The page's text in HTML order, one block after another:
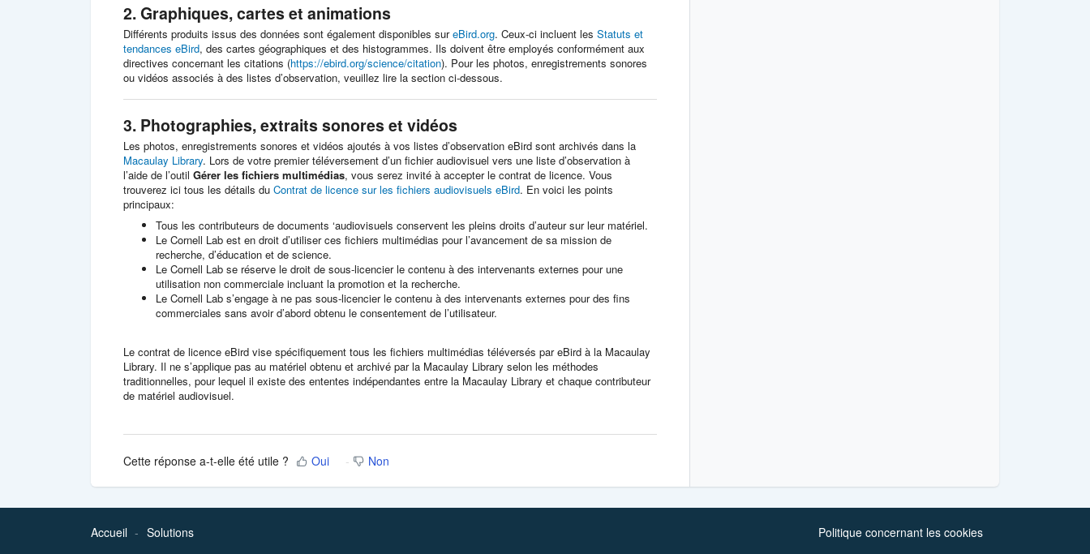
2. Graphiques, cartes et animations
Différents produits issus des données sont également disponibles sureBird.org. Ceux-ci incluent les Statuts et
tendances eBird, des cartes géographiques et des histogrammes. Ils doivent être employés conformément aux
directives concernant les citations (https://ebird.org/science/citation). Pour les photos, enregistrements sonores
ou vidéos associés à des listes d’observation, veuillez lire la section ci-dessous.
3. Photographies, extraits sonores et vidéos
Les photos, enregistrements sonores et vidéos ajoutés à vos listes d’observation eBird sont archivés dans la
Macaulay Library. Lors de votre premier téléversement d’un fichier audiovisuel vers une liste d’observation à
l’aide de l’outil Gérer les fichiers multimédias, vous serez invité à accepter le contrat de licence. Vous
trouverez ici tous les détails du Contrat de licence sur les fichiers audiovisuels eBird. En voici les points
principaux:
Tous les contributeurs de documents ‘audiovisuels conservent les pleins droits d’auteur sur leur matériel.
Le Cornell Lab est en droit d’utiliser ces fichiers multimédias pour l’avancement de sa mission de
recherche, d’éducation et de science.
Le Cornell Lab se réserve le droit de sous-licencier le contenu à des intervenants externes pour une
utilisation non commerciale incluant la promotion et la recherche.
Le Cornell Lab s’engage à ne pas sous-licencier le contenu à des intervenants externes pour des fins
commerciales sans avoir d’abord obtenu le consentement de l’utilisateur.
Le contrat de licence eBird vise spécifiquement tous les fichiers multimédias téléversés par eBird à la Macaulay
Library. Il ne s’applique pas au matériel obtenu et archivé par la Macaulay Library selon les méthodes
traditionnelles, pour lequel il existe des ententes indépendantes entre la Macaulay Library et chaque contributeur
de matériel audiovisuel.
Cette réponse a-t-elle été utile ? Oui Non
Accueil Solutions Politique concernant les cookies